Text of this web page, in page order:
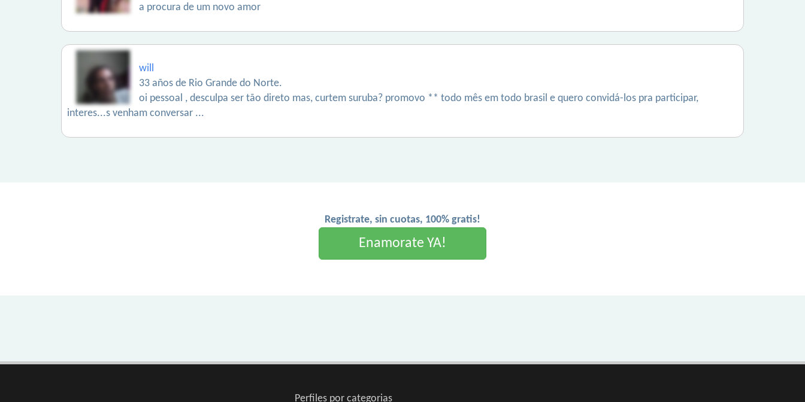
a procura de um novo amor
will
33 años de Rio Grande do Norte.
oi pessoal , desculpa ser tão direto mas, curtem suruba? promovo ** todo mês em todo brasil e quero convidá-los pra participar,
interes...s venham conversar ...
Registrate, sin cuotas, 100% gratis!
Enamorate YA!
Perfiles por categorias